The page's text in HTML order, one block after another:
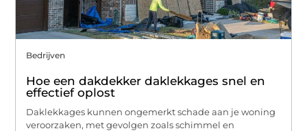
Bedrijven
Hoe een dakdekker daklekkages snel en
effectief oplost
Daklekkages kunnen ongemerkt schade aan je woning
veroorzaken, met gevolgen zoals schimmel en